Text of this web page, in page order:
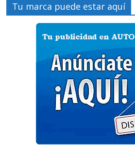
Tu marca puede estar aquí